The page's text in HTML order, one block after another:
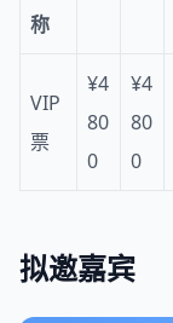
称
VIP
票
¥4
80
0
¥4
80
0
拟邀嘉宾